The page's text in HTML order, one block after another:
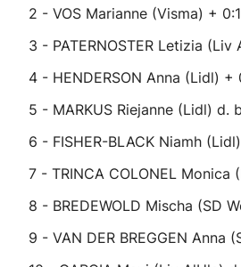
2 - VOS Marianne (Visma) +
3 - PATERNOSTER Letizia (Liv
4 - HENDERSON Anna (Lidl) +
5 - MARKUS Riejanne (Lidl) d.
6 - FISHER-BLACK Niamh
7 - TRINCA COLONEL Monica
8 - BREDEWOLD Mischa (SD
9 - VAN DER BREGGEN Anna